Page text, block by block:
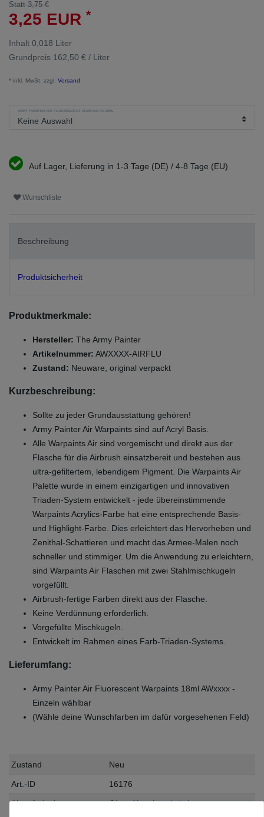
Statt 3,75 €
3,25 EUR *
Inhalt 0,018 Liter
Grundpreis 162,50 € / Liter
* inkl. MwSt. zzgl. Versand
ARMY PAINTER AIR FLUORESCENT WARPAINTS 18ML
Auf Lager, Lieferung in 1-3 Tage (DE) / 4-8 Tage (EU)
Wunschliste
Beschreibung
Produktsicherheit
Produktmerkmale:
Hersteller: The Army Painter
Artikelnummer: AWXXXX-AIRFLU
Zustand: Neuware, original verpackt
Kurzbeschreibung:
Sollte zu jeder Grundausstattung gehören!
Army Painter Air Warpaints sind auf Acryl Basis.
Alle Warpaints Air sind vorgemischt und direkt aus der
Flasche für die Airbrush einsatzbereit und bestehen aus
ultra-gefiltertem, lebendigem Pigment. Die Warpaints Air
Palette wurde in einem einzigartigen und innovativen
Triaden-System entwickelt - jede übereinstimmende
Warpaints Acrylics-Farbe hat eine entsprechende Basis-
und Highlight-Farbe. Dies erleichtert das Hervorheben und
Zenithal-Schattieren und macht das Armee-Malen noch
schneller und stimmiger. Um die Anwendung zu erleichtern,
sind Warpaints Air Flaschen mit zwei Stahlmischkugeln
vorgefüllt.
Airbrush-fertige Farben direkt aus der Flasche.
Keine Verdünnung erforderlich.
Vorgefüllte Mischkugeln.
Entwickelt im Rahmen eines Farb-Triaden-Systems.
Lieferumfang:
Army Painter Air Fluorescent Warpaints 18ml AWxxxx -
Einzeln wählbar
(Wähle deine Wunschfarben im dafür vorgesehenen Feld)
Zustand Neu
Art.-ID 16176
Altersfreigabe Ohne Altersbeschränkung